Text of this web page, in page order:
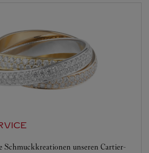
Schmuckkreationen unseren Cartier-